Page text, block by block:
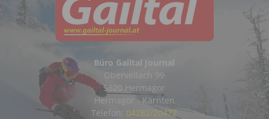
Büro Gailtal Journal
Obervellach 99
9620 Hermagor
Hermagor - Kärnten
Telefon: 04282/20472